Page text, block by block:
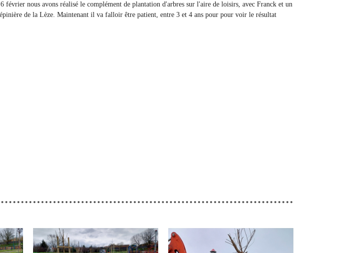
février nous avons réalisé le complément de plantation d'arbres sur l'aire de loisirs, avec Franck et un
de la Lèze. Maintenant il va falloir être patient, entre 3 et 4 ans pour pour voir le résultat